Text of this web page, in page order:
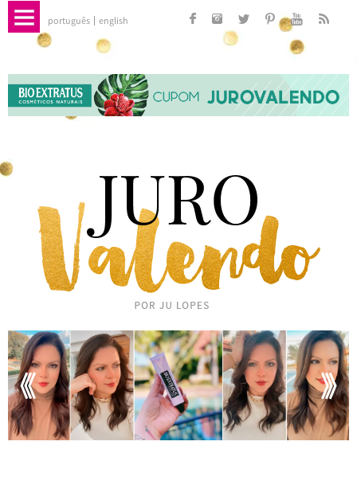
português english